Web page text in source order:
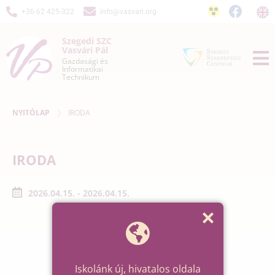
+36-62 425-322 info@vasvari.org
Szegedi SZC
Vasvári Pál
Gazdasági és
Informatikai
Technikum
NYITÓLAP IRODA
IRODA
2026.04.15. - 2026.04.15.
Iskolánk új, hivatalos oldala